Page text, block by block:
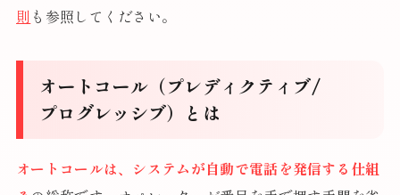
則 も参照してください。
オートコール（プレディクティブ/
プログレッシブ）とは
オートコールは、システムが自動で電話を発信する仕組